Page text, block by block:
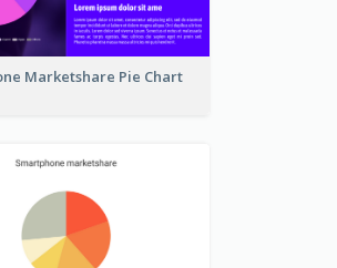
Marketshare Pie Chart